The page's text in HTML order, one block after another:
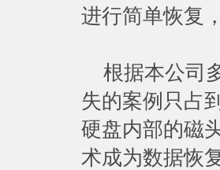
进行简单恢复
根据本公司
失的案例只占
硬盘内部的磁
术成为数据恢